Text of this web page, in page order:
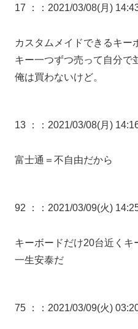
17 ： ：2021/03/08(月)
カスタムメイドできるキー
キー一つずつ売って自分で
俺は買わないけど。
13 ： ：2021/03/08(月)
富士通＝不自由だから
92 ： ：2021/03/09(火)
キーボードだけ20台近くキ
一生安泰だ
75 ： ：2021/03/09(火)